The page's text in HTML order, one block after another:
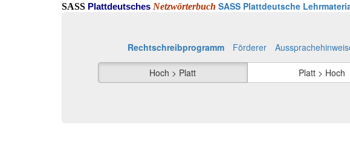
SASS Plattdeutsches Netzwörterbuch SASS Plattdeutsche
Rechtschreibprogramm Förderer
Hoch > Platt
Platt > Hoch